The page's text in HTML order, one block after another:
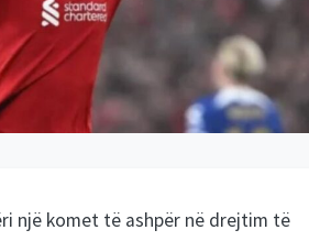
një komet të ashpër në drejtim të